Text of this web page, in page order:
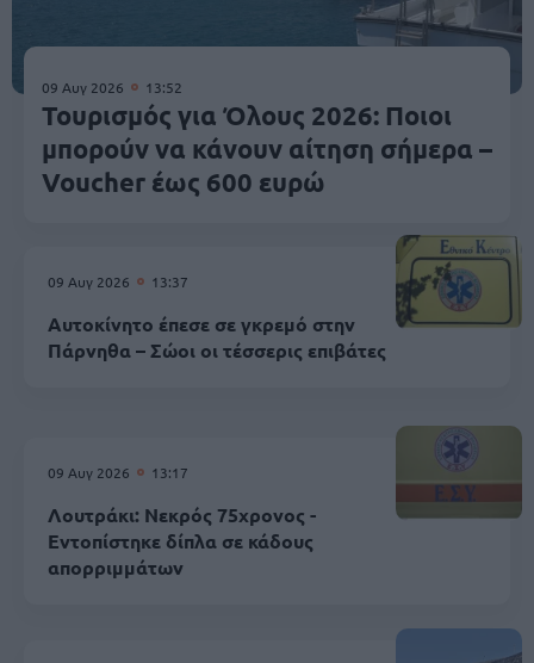
09 Αυγ 2026 13:52
Τουρισμός για Όλους 2026: Ποιοι
μπορούν να κάνουν αίτηση σήμερα –
Voucher έως 600 ευρώ
09 Αυγ 2026 13:37
Αυτοκίνητο έπεσε σε γκρεμό στην
Πάρνηθα – Σώοι οι τέσσερις επιβάτες
09 Αυγ 2026 13:17
Λουτράκι: Νεκρός 75χρονος -
Εντοπίστηκε δίπλα σε κάδους
απορριμμάτων